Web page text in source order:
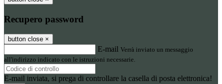
Recupero password
button close ×
E-mail Verrà inviato un messaggio
all'indirizzo indicato con le istruzioni necessarie.
E-mail inviata, si prega di controllare la casella di posta elettronica!